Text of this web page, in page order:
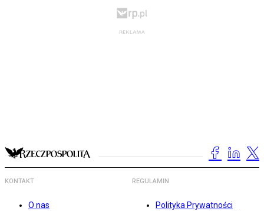
KONTAKT
O nas
REGULAMIN
Polityka Prywatności